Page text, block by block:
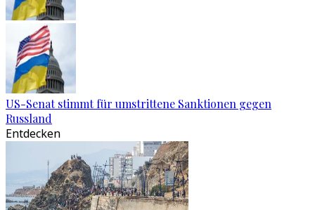
US-Senat stimmt für umstrittene Sanktionen gegen
Russland
Entdecken